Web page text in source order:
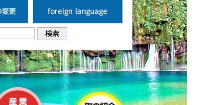
変更 foreign language